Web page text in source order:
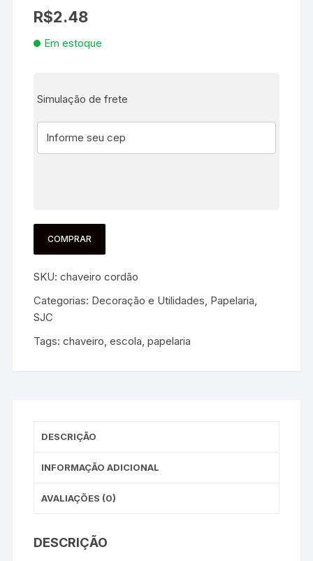
R$2.48
Em estoque
Simulação de frete
COMPRAR
SKU:chaveiro cordão
Categorias: Decoração e Utilidades Papelaria
SJC
Tags:chaveiro ,escola ,papelaria
DESCRIÇÃO
INFORMAÇÃO ADICIONAL
AVALIAÇÕES (0)
DESCRIÇÃO